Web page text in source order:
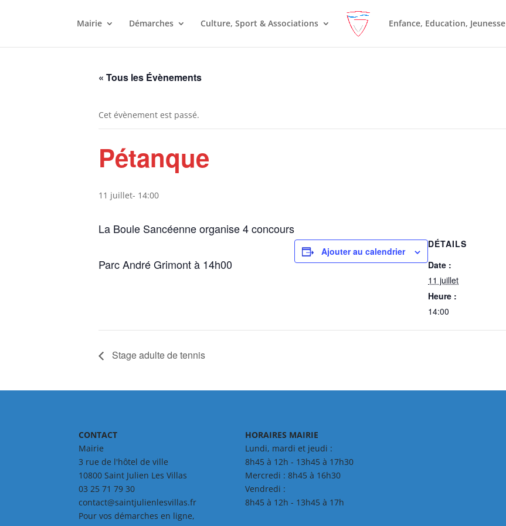
Mairie Démarches Culture, Sport & Associations Enfance, Education, Jeunesse
« Tous les Évènements
Cet évènement est passé.
Pétanque
11 juillet- 14:00
La Boule Sancéenne organise 4 concours
Parc André Grimont à 14h00
Ajouter au calendrier
DÉTAILS
Date :
11 juillet
Heure :
14:00
Stage adulte de tennis
CONTACT
Mairie
3 rue de l'hôtel de ville
10800 Saint Julien Les Villas
03 25 71 79 30
contact@saintjulienlesvillas.fr
Pour vos démarches en ligne,
HORAIRES MAIRIE
Lundi, mardi et jeudi :
8h45 à 12h - 13h45 à 17h30
Mercredi : 8h45 à 16h30
Vendredi :
8h45 à 12h - 13h45 à 17h